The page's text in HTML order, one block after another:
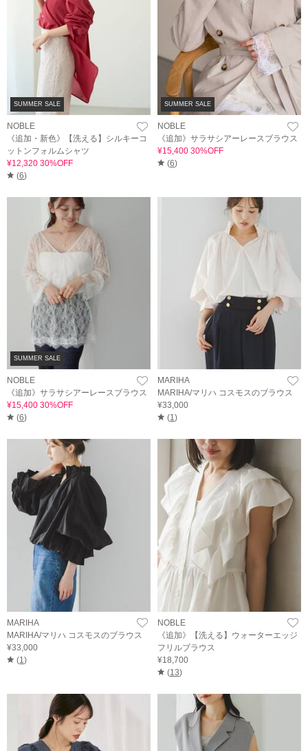
SUMMER SALE
NOBLE
《追加・新色》【洗える】シルキーコ
ットンフォルムシャツ
¥12,320 30%OFF
(6)
SUMMER SALE
NOBLE
《追加》サラサシアーレースブラウス
¥15,400 30%OFF
(6)
SUMMER SALE
NOBLE
《追加》サラサシアーレースブラウス
¥15,400 30%OFF
(6)
MARIHA
MARIHA/マリハ コスモスのブラウス
¥33,000
(1)
MARIHA
MARIHA/マリハ コスモスのブラウス
¥33,000
(1 )
NOBLE
《追加》【洗える】ウォーターエッジ
フリルブラウス
¥18,700
(13)